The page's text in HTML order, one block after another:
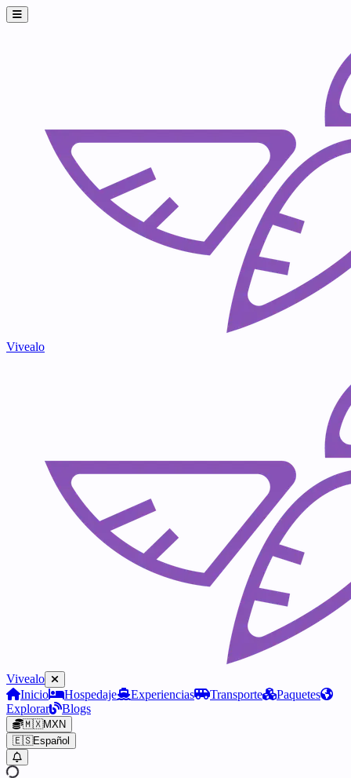
Vivealo
Vivealo
Inicio
Hospedaje Experiencias Transporte
Paquetes
Explorar
Blogs
🇲🇽MXN
🇪🇸Español